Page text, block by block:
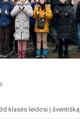
klasės leidosi į šventišką